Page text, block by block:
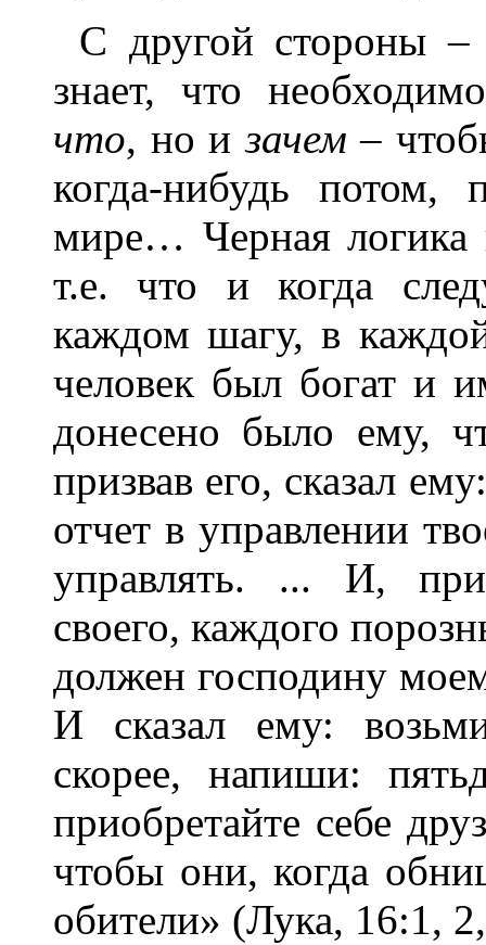
С другой стороны
знает, что
что, но изачем –
когда-нибудь
мире… Черная логика
т.е. что и когда
каждом шагу, в
человек был богат и
донесено было ему,
призвав его, сказал
отчет в управлении
управлять. ... И,
своего, каждого
должен господину
И сказал ему:
скорее, напиши:
приобретайте себе
чтобы они, когда
обители» (Лука, 16:1,